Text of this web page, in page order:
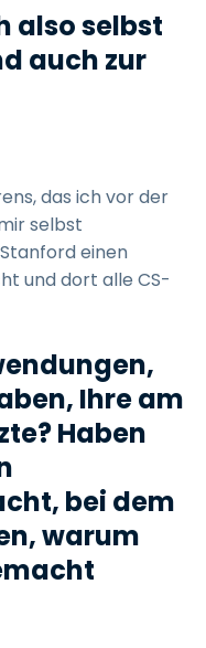
also selbst
auch zur
das ich vor der
selbst
einen
und dort alle CS-
Ihre am
Haben
bei dem
warum